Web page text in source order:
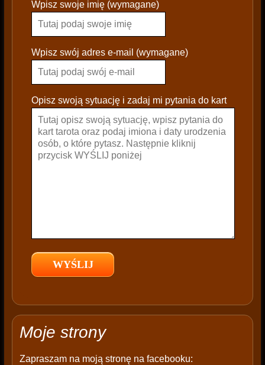
l
a
s
e
a
e
e
p
y
Wpisz swoje imię (wymagane)
Wpisz swój adres e-mail (wymagane)
Opisz swoją sytuację i zadaj mi pytania do kart
Moje strony
Zapraszam na moją stronę na facebooku: